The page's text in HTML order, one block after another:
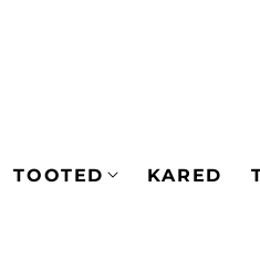
TOOTED KARED